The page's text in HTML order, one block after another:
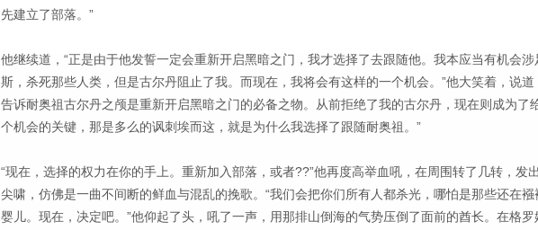
先建立了部落。”
他继续道，“正是由于他发誓一定会重新开启黑暗之门，我才选择了去跟随他。我本应当有机会涉
斯，杀死那些人类，但是古尔丹阻止了我。而现在，我将会有这样的一个机会。”他大笑着，说道
告诉耐奥祖古尔丹之颅是重新开启黑暗之门的必备之物。从前拒绝了我的古尔丹，现在则成为了
个机会的关键，那是多么的讽刺埃而这，就是为什么我选择了跟随耐奥祖。”
“现在，选择的权力在你的手上。重新加入部落，或者??”他再度高举血吼，在周围转了几转，发
尖啸，仿佛是一曲不间断的鲜血与混乱的挽歌。“我们会把你们所有人都杀光，哪怕是那些还在襁
婴儿。现在，决定吧。”他仰起了头，吼了一声，用那排山倒海的气势压倒了面前的酋长。在格罗